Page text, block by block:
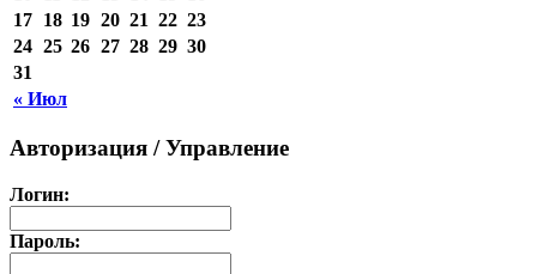
« Июл
17 18 19 20 21 22 23
24 25 26 27 28 29 30
31
Авторизация / Управление
Логин:
Пароль: